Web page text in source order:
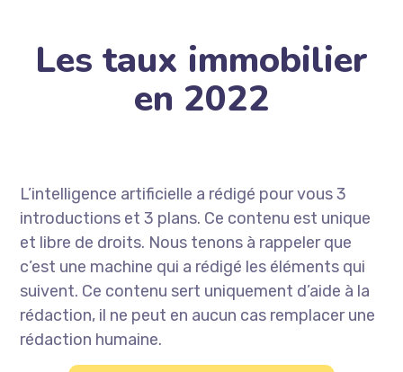
Les taux immobilier
en 2022
L’intelligence artificielle a rédigé pour vous 3
introductions et 3 plans. Ce contenu est unique
et libre de droits. Nous tenons à rappeler que
c’est une machine qui a rédigé les éléments qui
suivent. Ce contenu sert uniquement d’aide à la
rédaction, il ne peut en aucun cas remplacer une
rédaction humaine.